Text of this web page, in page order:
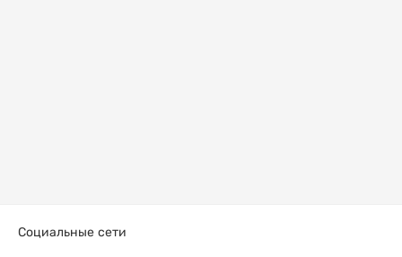
Социальные сети